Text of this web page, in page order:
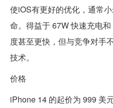
使iOS有更好的优化，通常
命。得益于 67W 快速充电
度甚至更快，但与竞争对手
技术。
价格
iPhone 14 的起价为 999 美